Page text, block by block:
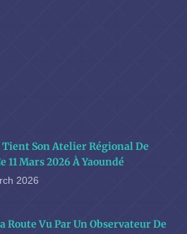
Tient Son Atelier Régional De
11 Mars 2026 À Yaoundé
2026
Route Vu Par Un Observateur De